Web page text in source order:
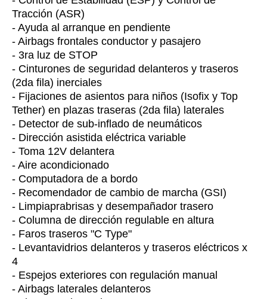
Tracción (ASR)
- Ayuda al arranque en pendiente
- Airbags frontales conductor y pasajero
- 3ra luz de STOP
- Cinturones de seguridad delanteros y traseros
(2da fila) inerciales
- Fijaciones de asientos para niños (Isofix y Top
Tether) en plazas traseras (2da fila) laterales
- Detector de sub-inflado de neumáticos
- Dirección asistida eléctrica variable
- Toma 12V delantera
- Aire acondicionado
- Computadora de a bordo
- Recomendador de cambio de marcha (GSI)
- Limpiaprabrisas y desempañador trasero
- Columna de dirección regulable en altura
- Faros traseros "C Type"
- Levantavidrios delanteros y traseros eléctricos x
4
- Espejos exteriores con regulación manual
- Airbags laterales delanteros